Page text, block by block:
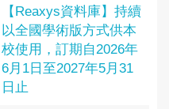
【Reaxys資料庫】持續
以全國學術版方式供本
校使用，訂期自2026年
6月1日至2027年5月31
日止